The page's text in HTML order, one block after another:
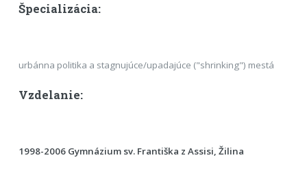
Špecializácia:
urbánna politika a stagnujúce/upadajúce ("shrinking") mestá
Vzdelanie:
1998-2006 Gymnázium sv. Františka z Assisi, Žilina